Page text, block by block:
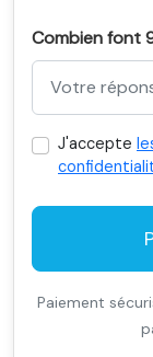
Combien font
J'accepte
Paiement